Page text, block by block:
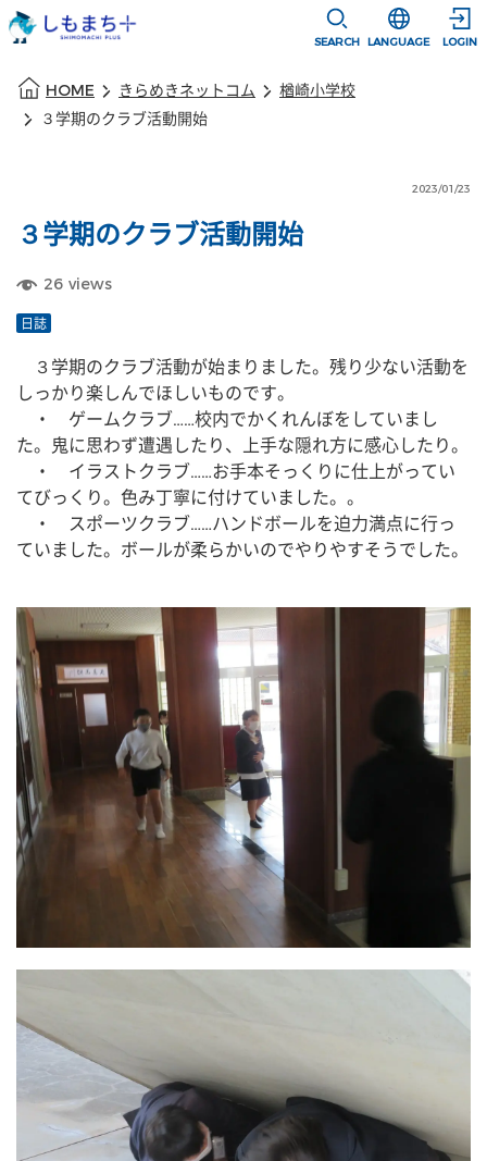
SEARCH
選択すると言
LANGUAGE LOGIN
HOME きらめきネットコム
楢崎小学校
３学期のクラブ活動開始
2023/01/23
３学期のクラブ活動開始
26 views
日誌
３学期のクラブ活動が始まりました。残り少ない活動を
しっかり楽しんでほしいものです。
・　ゲームクラブ……校内でかくれんぼをしていまし
た。鬼に思わず遭遇したり、上手な隠れ方に感心したり。
・　イラストクラブ……お手本そっくりに仕上がってい
てびっくり。色み丁寧に付けていました。。
・　スポーツクラブ……ハンドボールを迫力満点に行っ
ていました。ボールが柔らかいのでやりやすそうでした。